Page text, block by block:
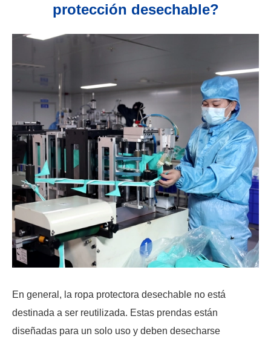
protección desechable?
En general, la ropa protectora desechable no está
destinada a ser reutilizada. Estas prendas están
diseñadas para un solo uso y deben desecharse